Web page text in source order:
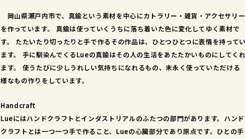
岡山県瀬戸内市で、真鍮という素材を中心にカトラリー・雑貨・アクセサリー
を作っています。 真鍮は使っていくうちに落ち着いた色に変化してゆく素材で
す。 たたいたり切ったりと手で作るその作品は、ひとつひとつに表情を持って
ます。 手に馴染んでくるLueの真鍮はその人の生活をあたたかいものにしてく
ます。 使うたびに少しうれしい気持ちになれるもの、末永く使っていただける
様なもの作りをしています。
Handcraft
Lueにはハンドクラフトとインダストリアルのふたつの部門があります。ハンド
クラフトとは一つ一つ手で作ること、Lueの心臓部分であり原点です。ひとの手